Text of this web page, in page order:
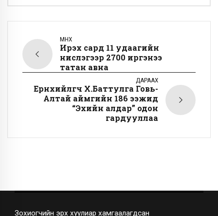
ӨМНӨХ
Ирэх сард 11 удаагийн
нислэгээр 2700 иргэнээ
татан авна
ДАРААХ
Ерөнхийлөгч Х.Баттулга Говь-
Алтай аймгийн 186 ээжид
“Эхийн алдар” одон
гардууллаа
Зохиогчийн эрх хуулиар хамгаалагдсан